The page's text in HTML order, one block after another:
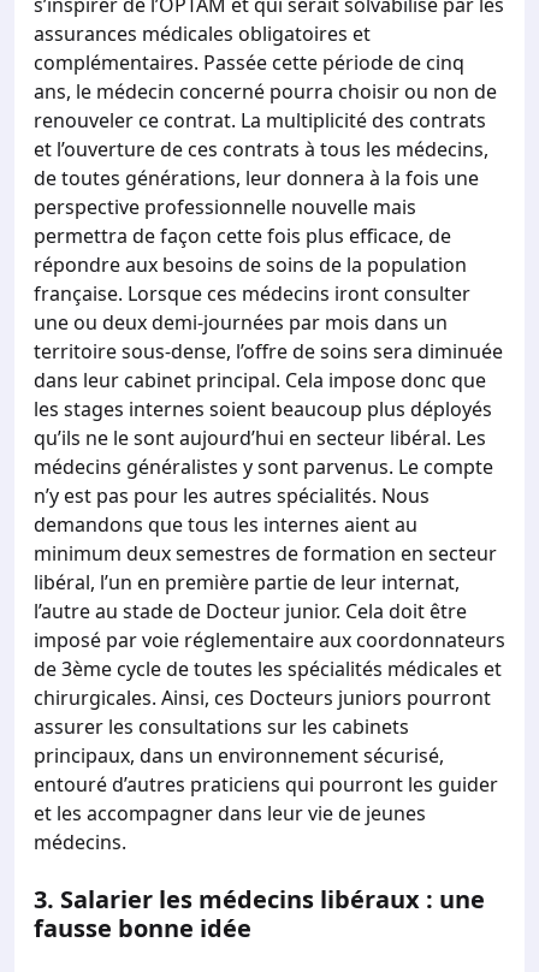
assurances médicales obligatoires et
complémentaires. Passée cette période de cinq
ans, le médecin concerné pourra choisir ou non de
renouveler ce contrat. La multiplicité des contrats
et l’ouverture de ces contrats à tous les médecins,
de toutes générations, leur donnera à la fois une
perspective professionnelle nouvelle mais
permettra de façon cette fois plus efficace, de
répondre aux besoins de soins de la population
française. Lorsque ces médecins iront consulter
une ou deux demi-journées par mois dans un
territoire sous-dense, l’offre de soins sera diminuée
dans leur cabinet principal. Cela impose donc que
les stages internes soient beaucoup plus déployés
qu’ils ne le sont aujourd’hui en secteur libéral. Les
médecins généralistes y sont parvenus. Le compte
n’y est pas pour les autres spécialités. Nous
demandons que tous les internes aient au
minimum deux semestres de formation en secteur
libéral, l’un en première partie de leur internat,
l’autre au stade de Docteur junior. Cela doit être
imposé par voie réglementaire aux coordonnateurs
de 3ème cycle de toutes les spécialités médicales et
chirurgicales. Ainsi, ces Docteurs juniors pourront
assurer les consultations sur les cabinets
principaux, dans un environnement sécurisé,
entouré d’autres praticiens qui pourront les guider
et les accompagner dans leur vie de jeunes
médecins.
3. Salarier les médecins libéraux : une
fausse bonne idée